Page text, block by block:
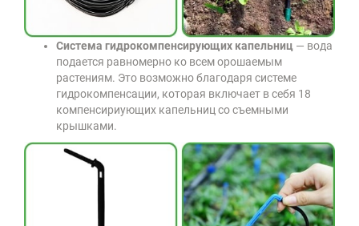
Система гидрокомпенсирующих капельниц — вода
подается равномерно ко всем орошаемым
растениям. Это возможно благодаря системе
гидрокомпенсации, которая включает в себя 18
компенсириующих капельниц со съемными
крышками.